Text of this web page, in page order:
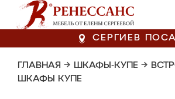
СЕРГИЕВ
ГЛАВНАЯ → ШКАФЫ-КУПЕ →
ШКАФЫ КУПЕ